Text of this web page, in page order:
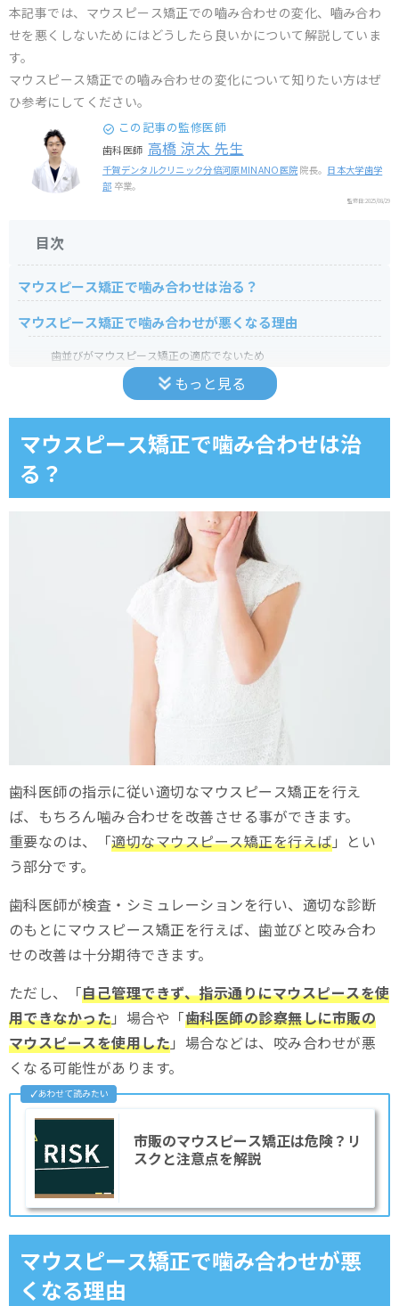
本記事では、マウスピース矯正での嚙み合わせの変化、嚙み合わ
せを悪くしないためにはどうしたら良いかについて解説していま
す。
マウスピース矯正での嚙み合わせの変化について知りたい方はぜ
ひ参考にしてください。
この記事の監修医師
歯科医師 高橋 涼太 先生
千賀デンタルクリニック分倍河原MINANO医院 院長。 日本大学歯学
部 卒業。
監修日:2025/08/29
目次
マウスピース矯正で噛み合わせは治る？
マウスピース矯正で噛み合わせが悪くなる理由
歯並びがマウスピース矯正の適応でないため
シミュレーション通りにならなかったため
見た目の改善のみを目的としてしまったため
矯正中一時的に噛み合わなくなっているため
マウスピースを正しく装着できていないため
マウスピースの厚みで奥歯が沈み込むため
噛み合わせがずれたり悪化したりするとどんな影響がある？
虫歯や歯周病のリスクが高まる
プラン制のブランドの利用する
奥歯も治療できるマウスピースを使う
噛み合わせ改善を目的に矯正を行う
マウスピース矯正で噛み合わせが変化した時の対処法
計画通りに治療を進める
マウスピースを調整する
噛み合わせを整える治療を行う
まとめ
もっと見る
マウスピース矯正で噛み合わせは治
る？
歯科医師の指示に従い適切なマウスピース矯正を行え
ば、もちろん噛み合わせを改善させる事ができます。
重要なのは、「適切なマウスピース矯正を行えば」とい
う部分です。
歯科医師が検査・シミュレーションを行い、適切な診断
のもとにマウスピース矯正を行えば、歯並びと咬み合わ
せの改善は十分期待できます。
ただし、「自己管理できず、指示通りにマウスピースを使
用できなかった」場合や「歯科医師の診察無しに市販の
マウスピースを使用した」場合などは、咬み合わせが悪
くなる可能性があります。
市販のマウスピース矯正は危険？リ
スクと注意点を解説
マウスピース矯正で噛み合わせが悪
くなる理由